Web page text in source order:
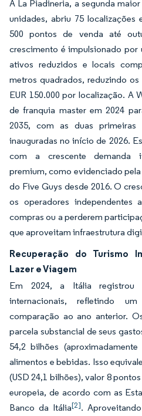
A La Piadineria, a segunda
unidades, abriu 75 localizações
500 pontos de venda até
crescimento é impulsionado
ativos reduzidos e locais
metros quadrados, reduzindo
EUR 150.000 por localização. A
de franquia master em 2024
2035, com as duas primeiras
inauguradas no início de 2026.
com a crescente demanda
premium, como evidenciado
do Five Guys desde 2016. O
os operadores
compras ou a perderem
que aproveitam infraestrutura
Recuperação do Turismo
Lazer e Viagem
Em 2024, a Itália registrou
internacionais, refletindo
comparação ao ano anterior.
parcela substancial de seus
54,2 bilhões
alimentos e bebidas. Isso
(USD 24,1 bilhões), valor 8
europeia, de acordo com as
Banco da Itália[2].